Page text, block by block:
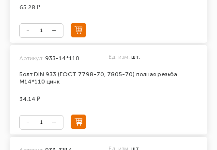
65.28 ₽
Болт DIN 933 (ГОСТ 7798-70, 7805-70) полная резьба
М14*110 цинк
Артикул: 933-14*110 Ед. изм. шт.
34.14 ₽
Ед. изм. шт.